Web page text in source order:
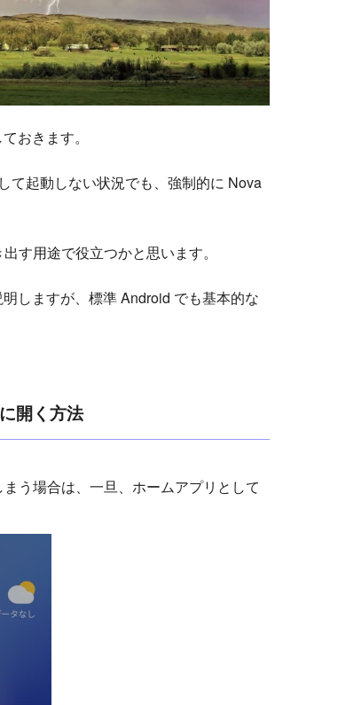
おきます。
て起動しない状況でも、強制的に Nova
す用途で役立つかと思います。
しますが、標準 Android でも基本的な
開く方法
う場合は、一旦、ホームアプリとして